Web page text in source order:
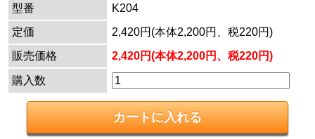
型番
K204
定価
2,420円(本体2,200円、税220円)
販売価格
2,420円(本体2,200円、税220円)
購入数